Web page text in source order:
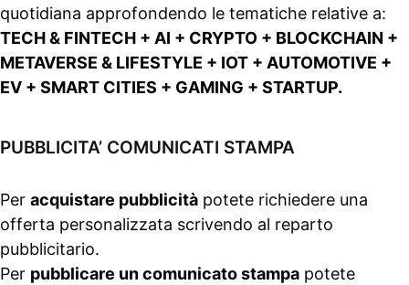
quotidiana approfondendo le tematiche relative a:
TECH & FINTECH + AI + CRYPTO + BLOCKCHAIN +
METAVERSE & LIFESTYLE + IOT + AUTOMOTIVE +
EV + SMART CITIES + GAMING + STARTUP.
PUBBLICITA’ COMUNICATI STAMPA
Per acquistare pubblicità potete richiedere una
offerta personalizzata scrivendo al reparto
pubblicitario.
Per pubblicare un comunicato stampa potete